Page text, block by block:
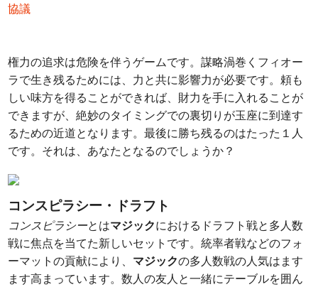
協議
権力の追求は危険を伴うゲームです。謀略渦巻くフィオー
ラで生き残るためには、力と共に影響力が必要です。頼も
しい味方を得ることができれば、財力を手に入れることが
できますが、絶妙のタイミングでの裏切りが玉座に到達す
るための近道となります。最後に勝ち残るのはたった１人
です。それは、あなたとなるのでしょうか？
コンスピラシー・ドラフト
コンスピラシーとはマジックにおけるドラフト戦と多人数
戦に焦点を当てた新しいセットです。統率者戦などのフォ
ーマットの貢献により、 マジックの多人数戦の人気はます
ます高まっています。数人の友人と一緒にテーブルを囲ん